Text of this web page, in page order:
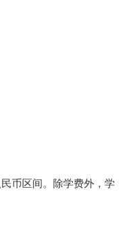
币区间。除学费外，学